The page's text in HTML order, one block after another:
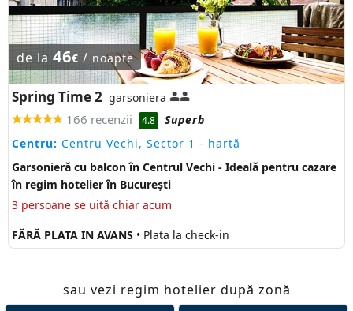
de la 46€ / noapte
Spring Time 2 garsoniera
166 recenzii 4.8
Superb
Centru: Centru Vechi, Sector 1 - hartă
Garsonieră cu balcon în Centrul Vechi - Ideală pentru cazare
în regim hotelier în București
3 persoane se uită chiar acum
FĂRĂ PLATA IN AVANS • Plata la check-in
sau vezi regim hotelier după zonă